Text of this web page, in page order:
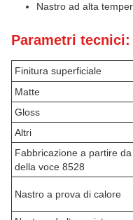
Nastro ad alta
Parametri tecnici:
Finitura superficiale
Matte
Gloss
Altri
Fabbricazione a partire
della voce 8528
Nastro a prova di calore